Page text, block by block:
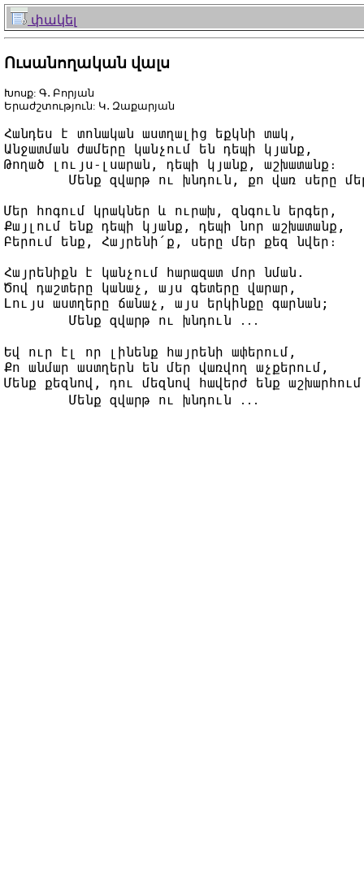
փակել
Ուսանողական վալս
Խոսք: Գ․ Բորյան
Երաժշտություն: Կ․ Զաքարյան
Հանդես է տոնական աստղալից եքկնի տակ,
Անջատման ժամերը կանչում են դեպի կյանք,
Թողած լույս-լսարան, դեպի կյանք, աշխատանք։
Մեր հոգում կրակներ և ուրախ, զնգուն երգեր,
Քայլում ենք դեպի կյանք, դեպի նոր աշխատանք,
Բերում ենք, Հայրենի՛ք, սերը մեր քեզ նվեր։
Հայրենիքն է կանչում հարազատ մոր նման.
Ծով դաշտերը կանաչ, այս գետերը վարար,
Լույս աստղերը ճանաչ, այս երկինքը գարնան;
Եվ ուր էլ որ լինենք հայրենի ափերում,
Քո անմար աստղերն են մեր վառվող աչքերում,
Մենք քեզնով, դու մեզնով հավերժ ենք